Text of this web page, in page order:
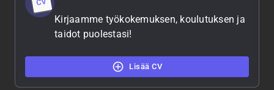
Kirjaamme työkokemuksen, koulutuksen ja
taidot puolestasi!
Lisää CV